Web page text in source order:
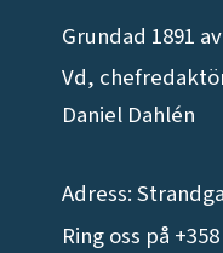
Grundad 1891
Vd,
Daniel Dahlén
Adress:
Ring oss på